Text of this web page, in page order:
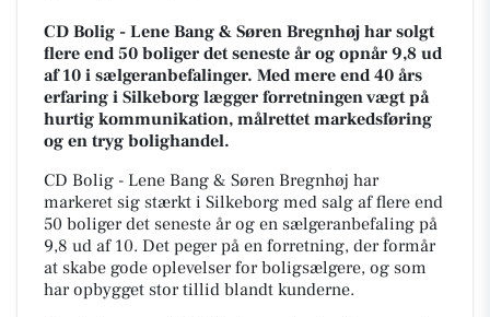
CD Bolig - Lene Bang & Søren Bregnhøj har solgt
flere end 50 boliger det seneste år og opnår 9,8 ud
af 10 i sælgeranbefalinger. Med mere end 40 års
erfaring i Silkeborg lægger forretningen vægt på
hurtig kommunikation, målrettet markedsføring
og en tryg bolighandel.
CD Bolig - Lene Bang & Søren Bregnhøj har
markeret sig stærkt i Silkeborg med salg af flere end
50 boliger det seneste år og en sælgeranbefaling på
9,8 ud af 10. Det peger på en forretning, der formår
at skabe gode oplevelser for boligsælgere, og som
har opbygget stor tillid blandt kunderne.